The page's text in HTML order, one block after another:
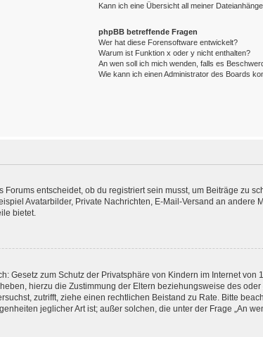
Kann ich eine Übersicht all meiner
phpBB betreffende Fragen
Wer hat diese Forensoftware entwickelt?
Warum ist Funktion x oder y nicht enthalten?
An wen soll ich mich wenden, falls es
Wie kann ich einen Administrator des Boards
entscheidet, ob du registriert sein musst, um Beiträge zu
Avatarbilder, Private Nachrichten, E-Mail-Versand an andere
bietet.
Gesetz zum Schutz der Privatsphäre von Kindern im Internet
hierzu die Zustimmung der Eltern beziehungsweise des
zutrifft, ziehe einen rechtlichen Beistand zu Rate. Bitte
jeglicher Art ist; außer solchen, die unter der Frage „An